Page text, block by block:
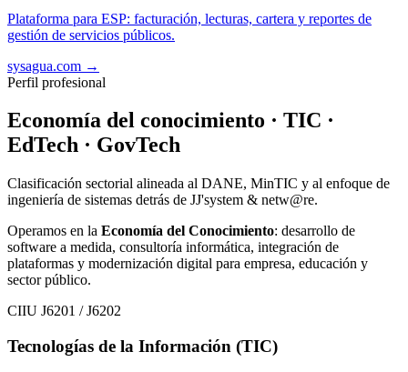
Plataforma para ESP: facturación, lecturas, cartera y reportes de
gestión de servicios públicos.
sysagua.com →
Perfil profesional
Economía del conocimiento · TIC ·
EdTech · GovTech
Clasificación sectorial alineada al DANE, MinTIC y al enfoque de
ingeniería de sistemas detrás de JJ'system & netw@re.
Operamos en la Economía del Conocimiento: desarrollo de
software a medida, consultoría informática, integración de
plataformas y modernización digital para empresa, educación y
sector público.
CIIU J6201 / J6202
Tecnologías de la Información (TIC)